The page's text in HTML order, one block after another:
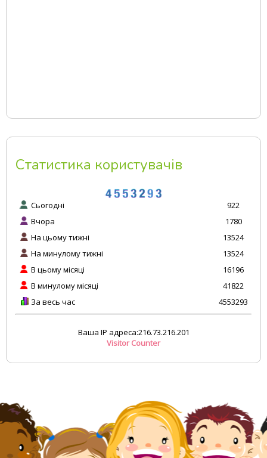
Статистика користувачів
Сьогодні
Вчора
На цьому тижні
На минулому тижні
В цьому місяці
В минулому місяці
За весь час
922
1780
13524
13524
16196
41822
4553293
Ваша IP адреса:216.73.216.201
Visitor Counter